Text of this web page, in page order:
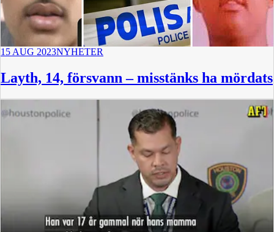
15 AUG 2023NYHETER
Layth, 14, försvann – misstänks ha mördats